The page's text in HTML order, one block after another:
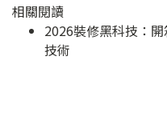
相關閱讀
2026裝修黑科技：
技術